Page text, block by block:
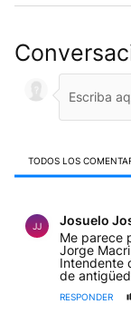
TODOS LOS
JJ Josuelo
Me parece
Jorge
Intendente
de
RESPONDER